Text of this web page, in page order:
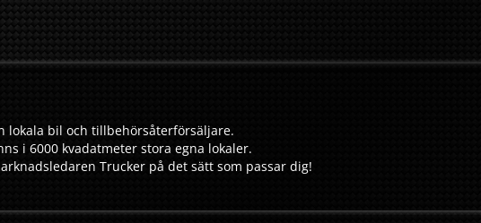
lokala bil och tillbehörsåterförsäljare.
i 6000 kvadatmeter stora egna lokaler.
Trucker på det sätt som passar dig!